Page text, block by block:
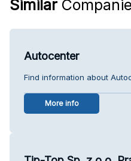
Similar
Autocenter
Find information about
More info